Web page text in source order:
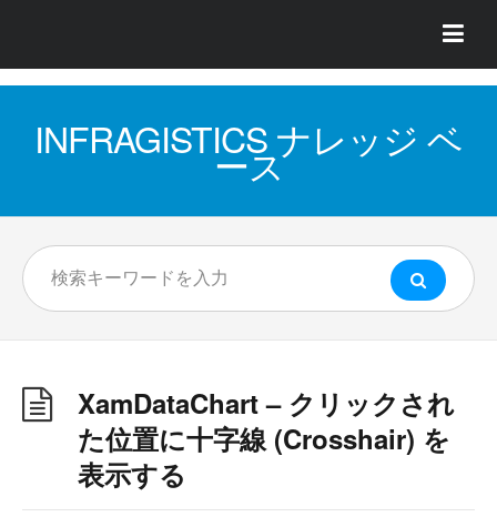
INFRAGISTICS ナレッジ ベ
ース
XamDataChart – クリックされ
た位置に十字線 (Crosshair) を
表示する